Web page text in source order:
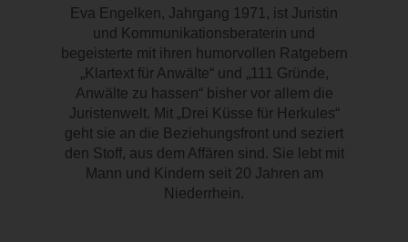
Eva Engelken, Jahrgang 1971, ist Juristin
und Kommunikationsberaterin und
begeisterte mit ihren humorvollen Ratgebern
„Klartext für Anwälte“ und „111 Gründe,
Anwälte zu hassen“ bisher vor allem die
Juristenwelt. Mit „Drei Küsse für Herkules“
geht sie an die Beziehungsfront und seziert
den Stoff, aus dem Affären sind. Sie lebt mit
Mann und Kindern seit 20 Jahren am
Niederrhein.